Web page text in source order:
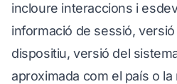
incloure interaccions i
informació de sessió, versió
dispositiu, versió del
aproximada com el país o